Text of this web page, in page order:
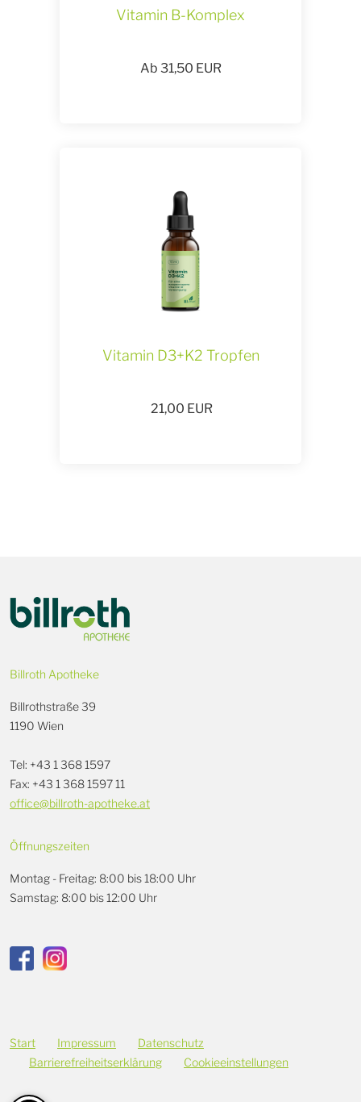
Vitamin B-Komplex
Ab 31,50 EUR
Vitamin D3+K2 Tropfen
21,00 EUR
Billroth Apotheke
Billrothstraße 39
1190 Wien
Tel: +43 1 368 1597
Fax: +43 1 368 1597 11
office@billroth-apotheke.at
Öffnungszeiten
Montag - Freitag: 8:00 bis 18:00 Uhr
Samstag: 8:00 bis 12:00 Uhr
Start Impressum
Datenschutz
Barrierefreiheitserklärung
Cookieeinstellungen